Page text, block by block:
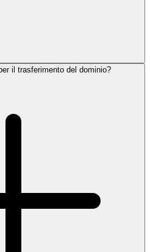
il trasferimento del dominio?